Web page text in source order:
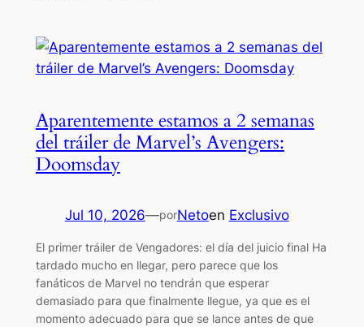
Aparentemente estamos a 2 semanas
del tráiler de Marvel’s Avengers:
Doomsday
Jul 10, 2026—porNetoen Exclusivo
El primer tráiler de Vengadores: el día del juicio final Ha
tardado mucho en llegar, pero parece que los
fanáticos de Marvel no tendrán que esperar
demasiado para que finalmente llegue, ya que es el
momento adecuado para que se lance antes de que